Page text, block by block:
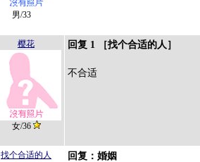
男/33
樱花
女/36
回复 1 ［找个合适的人］
不合适
找个合适的人 回复：婚姻